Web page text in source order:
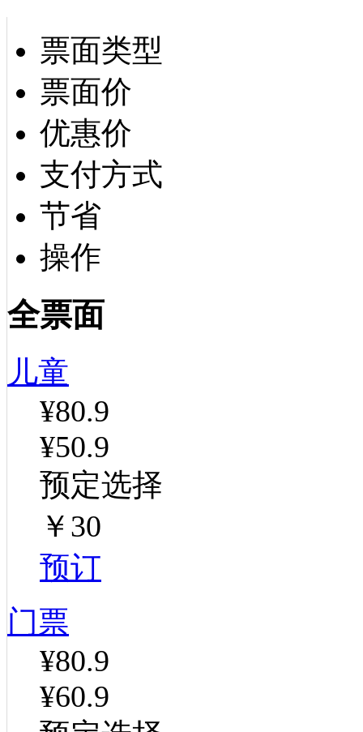
票面类型
票面价
优惠价
支付方式
节省
操作
全票面
儿童
¥80.9
¥50.9
预定选择
￥30
预订
门票
¥80.9
¥60.9